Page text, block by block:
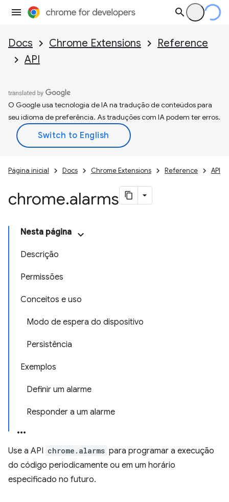
Docs Chrome Extensions
Reference
API
O Google usa tecnologia de IA na tradução de conteúdos para
seu idioma de preferência. As traduções com IA podem ter erros.
Página inicial Docs Chrome Extensions Reference API
chrome.alarms
Nesta página
Descrição
Permissões
Conceitos e uso
Modo de espera do dispositivo
Persistência
Exemplos
Definir um alarme
Responder a um alarme
Use a API chrome.alarms para programar a execução
do código periodicamente ou em um horário
especificado no futuro.